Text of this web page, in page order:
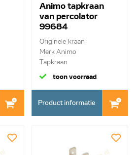
Animo tapkraan
van percolator
99684
Originele kraan
Merk Animo
Tapkraan
toon voorraad
Product informatie